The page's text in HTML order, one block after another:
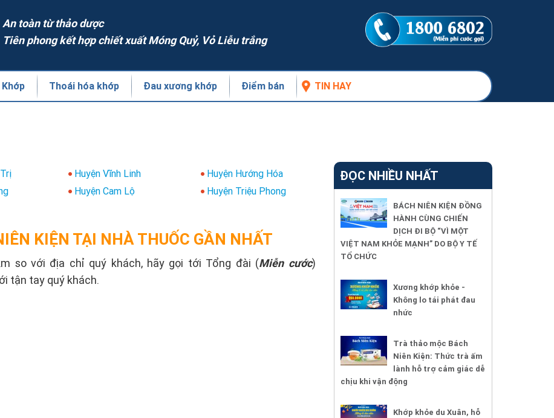
An toàn từ thảo dược
Tiên phong kết hợp chiết xuất Móng Quỷ, Vỏ Liễu trắng
Thoái hóa khớp Đau xương khớp Điểm bán TIN HAY
Huyện Vĩnh Linh
Huyện Hướng Hóa
Huyện Cam Lộ
Huyện Triệu Phong
KIỆN TẠI NHÀ THUỐC GẦN NHẤT
so với địa chỉ quý khách, hãy gọi tới Tổng đài (Miễn cước)
tận tay quý khách.
ĐỌC NHIỀU NHẤT
BÁCH NIÊN KIỆN ĐỒNG
HÀNH CÙNG CHIẾN
DỊCH ĐI BỘ “VÌ MỘT
VIỆT NAM KHỎE MẠNH” DO BỘ Y TẾ
TỔ CHỨC
Xương khớp khỏe -
Không lo tái phát đau
nhức
Trà thảo mộc Bách
Niên Kiện: Thức trà ấm
lành hỗ trợ cảm giác dễ
chịu khi vận động
Khớp khỏe du Xuân, hỗ